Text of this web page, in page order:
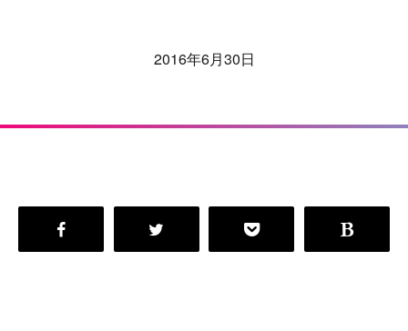
2016年6月30日